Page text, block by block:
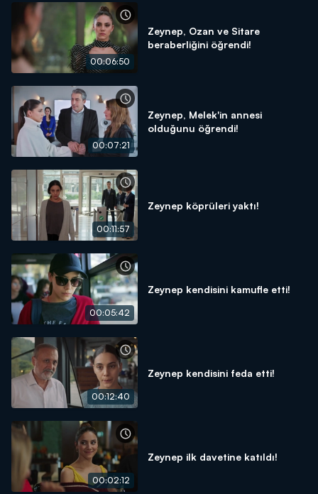
00:06:50
Zeynep, Ozan ve Sitare
beraberliğini öğrendi!
00:07:21
Zeynep, Melek'in annesi
olduğunu öğrendi!
00:11:57
Zeynep köprüleri yaktı!
00:05:42
Zeynep kendisini kamufle etti!
00:12:40
Zeynep kendisini feda etti!
00:02:12
Zeynep ilk davetine katıldı!